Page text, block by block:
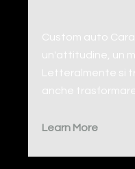
Custom auto
un'attitudine, un
Letteralmente si
anche
Learn More